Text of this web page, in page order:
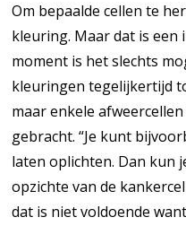
Om bepaalde cellen te
kleuring. Maar dat is een
moment is het slechts
kleuringen tegelijkertijd
maar enkele
gebracht. “Je kunt
laten oplichten. Dan kun
opzichte van de
dat is niet voldoende